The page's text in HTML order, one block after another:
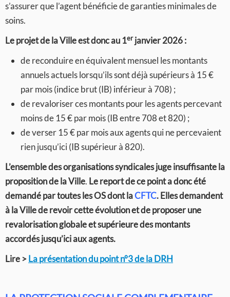
s’assurer que l’agent bénéficie de garanties minimales de
soins.
Le projet de la Ville est donc au 1erjanvier 2026 :
de reconduire en équivalent mensuel les montants
annuels actuels lorsqu’ils sont déjà supérieurs à 15 €
par mois (indice brut (IB) inférieur à 708) ;
de revaloriser ces montants pour les agents percevant
moins de 15 € par mois (IB entre 708 et 820) ;
de verser 15 € par mois aux agents qui ne percevaient
rien jusqu’ici (IB supérieur à 820).
L’ensemble des organisations syndicales juge insuffisante la
proposition de la Ville. Le report de ce point a donc été
demandé par toutes les OS dont laCFTC. Elles demandent
à la Ville de revoir cette évolution et de proposer une
revalorisation globale et supérieure des montants
accordés jusqu’ici aux agents.
Lire >La présentation du point n°3 de la DRH